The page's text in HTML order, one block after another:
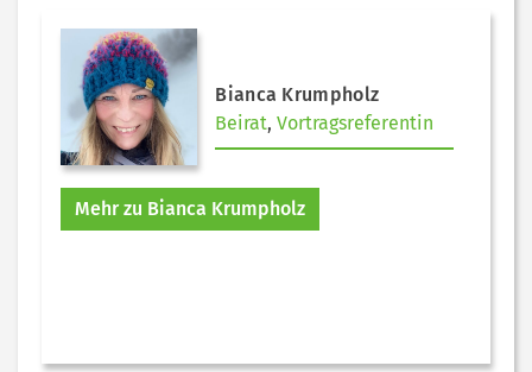
Bianca Krumpholz
Beirat,Vortragsreferentin
Mehr zu Bianca Krumpholz